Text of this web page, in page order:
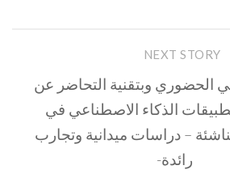
NEXT STORY
الحضوري وبتقنية التحاضر عن
الذكاء الاصطناعي في
– دراسات ميدانية وتجارب
رائدة-